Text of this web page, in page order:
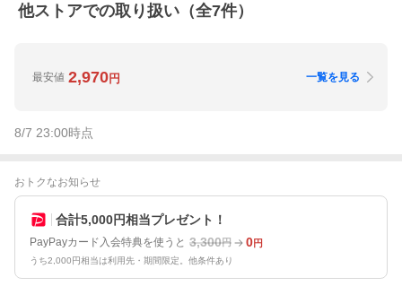
他ストアでの取り扱い（全7件）
最安値 2,970円 一覧を見る
8/7 23:00時点
おトクなお知らせ
合計5,000円相当プレゼント！
PayPayカード入会特典を使うと 3,300円 0円
うち2,000円相当は利用先・期間限定。他条件あり